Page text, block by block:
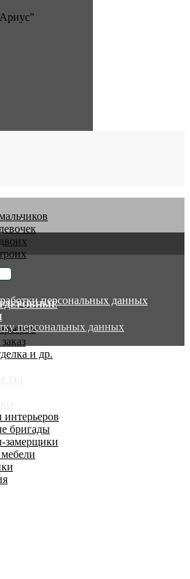
и др.
интерьеров
бригады
замерщики
персональных данных
персональных данных